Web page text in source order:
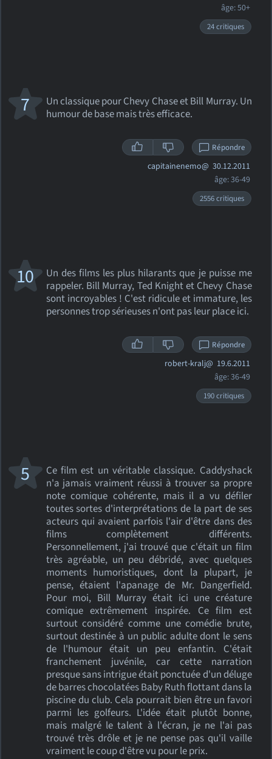
âge: 50+
24 critiques
Un classique pour Chevy Chase et Bill Murray. Un
humour de base mais très efficace.
7
Répondre
capitainenemo@ 30.12.2011
âge: 36-49
2556 critiques
Un des films les plus hilarants que je puisse me
rappeler. Bill Murray, Ted Knight et Chevy Chase
sont incroyables ! C'est ridicule et immature, les
personnes trop sérieuses n'ont pas leur place ici.
10
Répondre
robert-kralj@ 19.6.2011
âge: 36-49
190 critiques
Ce film est un véritable classique. Caddyshack
n'a jamais vraiment réussi à trouver sa propre
note comique cohérente, mais il a vu défiler
toutes sortes d'interprétations de la part de ses
acteurs qui avaient parfois l'air d'être dans des
films complètement différents.
Personnellement, j'ai trouvé que c'était un film
très agréable, un peu débridé, avec quelques
moments humoristiques, dont la plupart, je
pense, étaient l'apanage de Mr. Dangerfield.
Pour moi, Bill Murray était ici une créature
comique extrêmement inspirée. Ce film est
surtout considéré comme une comédie brute,
surtout destinée à un public adulte dont le sens
de l'humour était un peu enfantin. C'était
franchement juvénile, car cette narration
presque sans intrigue était ponctuée d'un déluge
de barres chocolatées Baby Ruth flottant dans la
piscine du club. Cela pourrait bien être un favori
parmi les golfeurs. L'idée était plutôt bonne,
mais malgré le talent à l'écran, je ne l'ai pas
trouvé très drôle et je ne pense pas qu'il vaille
vraiment le coup d'être vu pour le prix.
5